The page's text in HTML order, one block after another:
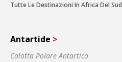
Tutte Le Destinazioni In Africa Del Sud
Antartide >
Calotta Polare Antartica